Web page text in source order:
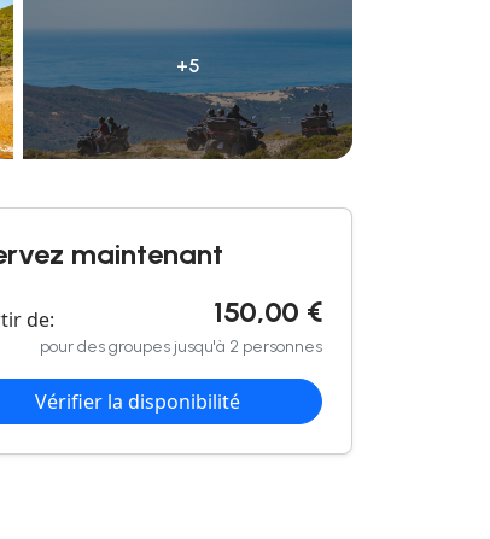
+5
maintenant
de: 150,00 €
pour des groupes jusqu'à 2 personnes
Vérifier la disponibilité